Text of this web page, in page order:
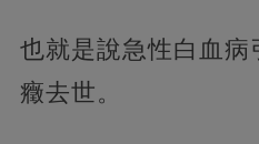
也就是說急性白血病
癥去世。